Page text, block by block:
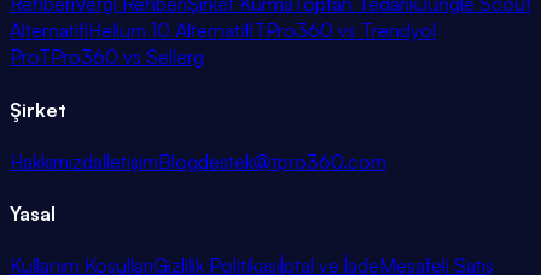
AlternatifiHelium 10 AlternatifiTPro360 vs Trendyol
ProTPro360 vs Sellerg
Şirket
HakkımızdaİletişimBlogdestek@tpro360.com
Yasal
Kullanım KoşullarıGizlilik Politikasıİptal ve İadeMesafeli Satış